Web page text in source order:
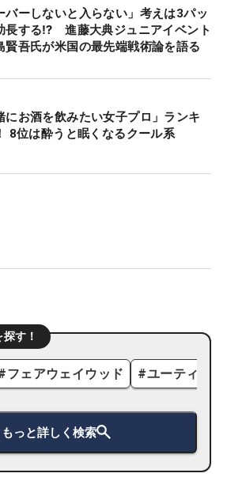
バーしないと入らない」考えは3パッ
長する⁉ 進藤大典ジュニアイベント
賢吾氏が米国の最先端戦術論を語る
にお酒を飲みたい女子プロ」ランキ
8位は酔うと眠くなるクール系
す！
フェアウェイウッド #ユーティリ
もっと詳しく検索